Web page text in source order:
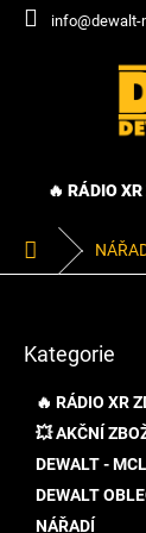
Přejít
info@dewalt-
🔥 RÁDIO
Domů
kategorie
Kategorie
🔥 RÁDIO XR
💥 AKČNÍ
DEWALT -
DEWALT
NÁŘADÍ